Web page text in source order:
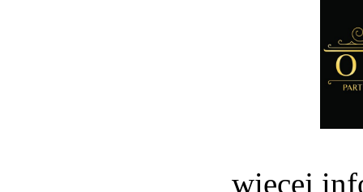
więcej